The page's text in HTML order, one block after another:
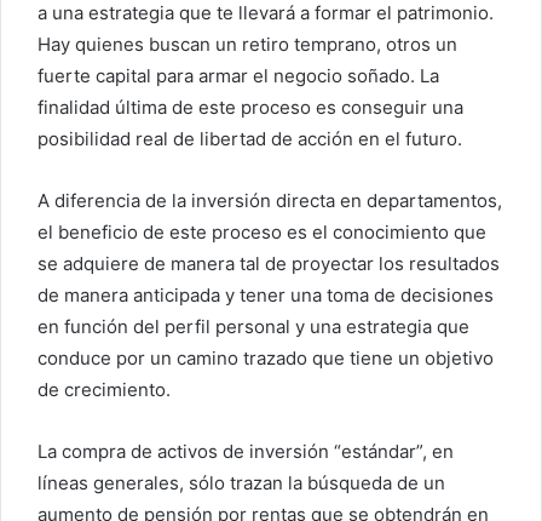
a una estrategia que te llevará a formar el patrimonio.
Hay quienes buscan un retiro temprano, otros un
fuerte capital para armar el negocio soñado. La
finalidad última de este proceso es conseguir una
posibilidad real de libertad de acción en el futuro.
A diferencia de la inversión directa en departamentos,
el beneficio de este proceso es el conocimiento que
se adquiere de manera tal de proyectar los resultados
de manera anticipada y tener una toma de decisiones
en función del perfil personal y una estrategia que
conduce por un camino trazado que tiene un objetivo
de crecimiento.
La compra de activos de inversión “estándar”, en
líneas generales, sólo trazan la búsqueda de un
aumento de pensión por rentas que se obtendrán en